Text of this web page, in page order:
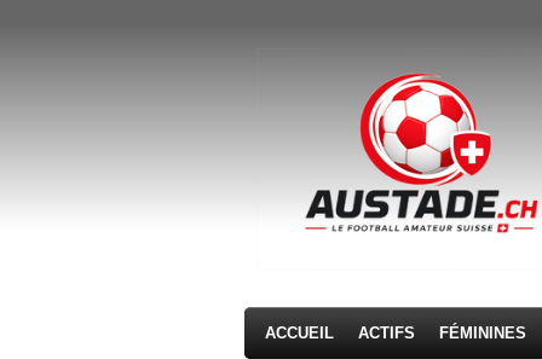
ACCUEIL ACTIFS FÉMININES